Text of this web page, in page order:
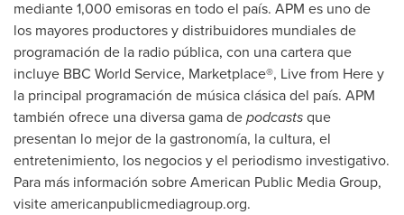
mediante 1,000 emisoras en todo el país. APM es uno de
los mayores productores y distribuidores mundiales de
programación de la radio pública, con una cartera que
incluye BBC World Service, Marketplace®, Live from Here y
la principal programación de música clásica del país. APM
también ofrece una diversa gama depodcastsque
presentan lo mejor de la gastronomía, la cultura, el
entretenimiento, los negocios y el periodismo investigativo.
Para más información sobre American Public Media Group,
visite americanpublicmediagroup.org.